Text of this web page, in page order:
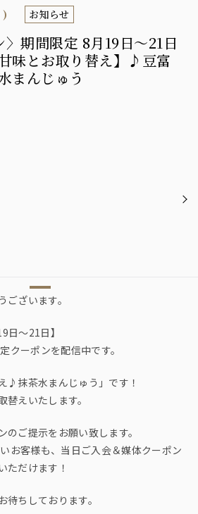
期間限定 8月19日〜21日
味とお取り替え】♪豆富
まんじゅう
お知らせ
ざいます。
日〜21日】
クーポンを配信中です。
♪抹茶水まんじゅう」です！
えいたします。
のご提示をお願い致します。
お客様も、当日ご入会＆媒体クーポン
ただけます！
ちしております。